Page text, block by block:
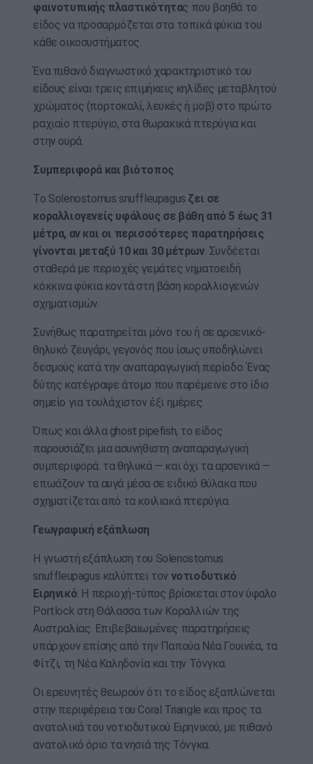
φαινοτυπικής πλαστικότητας που βοηθά το
είδος να προσαρμόζεται στα τοπικά φύκια του
κάθε οικοσυστήματος.
Ένα πιθανό διαγνωστικό χαρακτηριστικό του
είδους είναι τρεις επιμήκεις κηλίδες μεταβλητού
χρώματος (πορτοκαλί, λευκές ή μοβ) στο πρώτο
ραχιαίο πτερύγιο, στα θωρακικά πτερύγια και
στην ουρά.
Συμπεριφορά και βιότοπος
Το Solenostomus snuffleupagus ζει σε
κοραλλιογενείς υφάλους σε βάθη από 5 έως 31
μέτρα, αν και οι περισσότερες παρατηρήσεις
γίνονται μεταξύ 10 και 30 μέτρων. Συνδέεται
σταθερά με περιοχές γεμάτες νηματοειδή
κόκκινα φύκια κοντά στη βάση κοραλλιογενών
σχηματισμών.
Συνήθως παρατηρείται μόνο του ή σε αρσενικό-
θηλυκό ζευγάρι, γεγονός που ίσως υποδηλώνει
δεσμούς κατά την αναπαραγωγική περίοδο. Ένας
δύτης κατέγραψε άτομο που παρέμεινε στο ίδιο
σημείο για τουλάχιστον έξι ημέρες.
Όπως και άλλα ghost pipefish, το είδος
παρουσιάζει μια ασυνήθιστη αναπαραγωγική
συμπεριφορά: τα θηλυκά — και όχι τα αρσενικά —
επωάζουν τα αυγά μέσα σε ειδικό θύλακα που
σχηματίζεται από τα κοιλιακά πτερύγια.
Γεωγραφική εξάπλωση
Η γνωστή εξάπλωση του Solenostomus
snuffleupagus καλύπτει τον νοτιοδυτικό
Ειρηνικό. Η περιοχή-τύπος βρίσκεται στον ύφαλο
Portlock στη Θάλασσα των Κοραλλιών της
Αυστραλίας. Επιβεβαιωμένες παρατηρήσεις
υπάρχουν επίσης από την Παπούα Νέα Γουινέα, τα
Φίτζι, τη Νέα Καληδονία και την Τόνγκα.
Οι ερευνητές θεωρούν ότι το είδος εξαπλώνεται
στην περιφέρεια του Coral Triangle και προς τα
ανατολικά του νοτιοδυτικού Ειρηνικού, με πιθανό
ανατολικό όριο τα νησιά της Τόνγκα.